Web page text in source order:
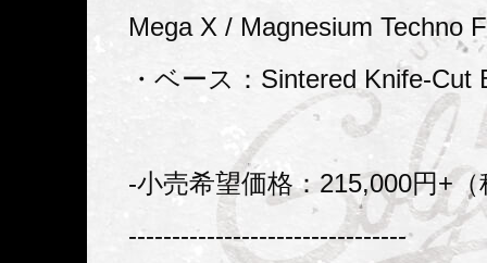
Mega X / Magnesium Techno
・ベース：Sintered Knife-Cut
-小売希望価格：215,000円+（
--------------------------------